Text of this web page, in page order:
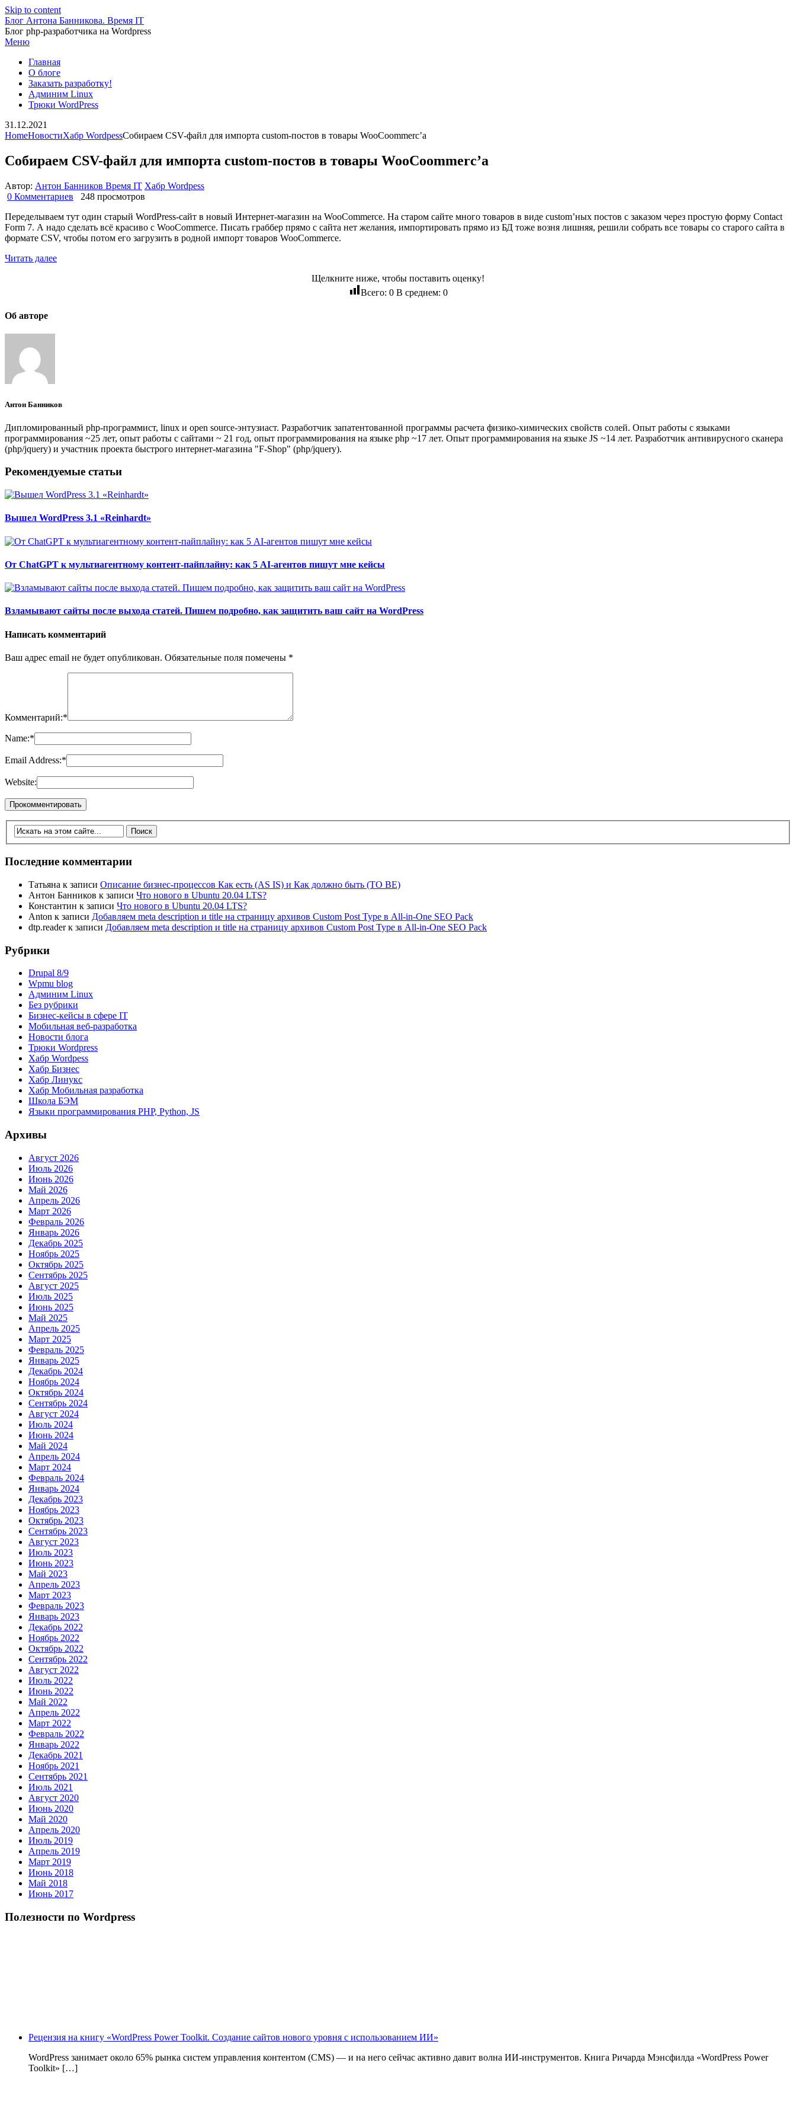
Skip to content
Блог Антона Банникова. Время IT
Блог php-разработчика на Wordpress
Меню
Главная
О блоге
Заказать разработку!
Админим Linux
Трюки WordPress
31.12.2021
HomeНовостиХабр WordpessСобираем CSV-файл для импорта custom-постов в товары WooCoommerc’а
Собираем CSV-файл для импорта custom-постов в товары WooCoommerc’а
Автор: Антон Банников Время IT Хабр Wordpess
0 Комментариев
248 просмотров
Переделываем тут один старый WordPress-сайт в новый Интернет-магазин на WooCommerce. На старом сайте много товаров в виде custom’ных постов с заказом через простую форму Contact
Form 7. А надо сделать всё красиво с WooCommerce. Писать граббер прямо с сайта нет желания, импортировать прямо из БД тоже возня лишняя, решили собрать все товары со старого сайта в
формате CSV, чтобы потом его загрузить в родной импорт товаров WooCommerce.
Читать далее
Щелкните ниже, чтобы поставить оценку!
Всего: 0В среднем: 0
Об авторе
Антон Банников
Дипломированный php-программист, linux и open source-энтузиаст. Разработчик запатентованной программы расчета физико-химических свойств солей. Опыт работы с языками
программирования ~25 лет, опыт работы с сайтами ~ 21 год, опыт программирования на языке php ~17 лет. Опыт программирования на языке JS ~14 лет. Разработчик антивирусного сканера
(php/jquery) и участник проекта быстрого интернет-магазина "F-Shop" (php/jquery).
Рекомендуемые статьи
Вышел WordPress 3.1 «Reinhardt»
От ChatGPT к мультиагентному контент-пайплайну: как 5 AI-агентов пишут мне кейсы
Взламывают сайты после выхода статей. Пишем подробно, как защитить ваш сайт на WordPress
Написать комментарий
Ваш адрес email не будет опубликован. Обязательные поля помечены *
Комментарий:*
Name:*
Email Address:*
Website:
Последние комментарии
Татьяна к записи Описание бизнес-процессов Как есть (AS IS) и Как должно быть (TO BE)
Антон Банников к записи Что нового в Ubuntu 20.04 LTS?
Константин к записи Что нового в Ubuntu 20.04 LTS?
Anton к записи Добавляем meta description и title на страницу архивов Custom Post Type в All-in-One SEO Pack
dtp.readerк записи Добавляем meta description и title на страницу архивов Custom Post Type в All-in-One SEO Pack
Рубрики
Drupal 8/9
Wpmu blog
Админим Linux
Без рубрики
Бизнес-кейсы в сфере IT
Мобильная веб-разработка
Новости блога
Трюки Wordpress
Хабр Wordpess
Хабр Бизнес
Хабр Линукс
Хабр Мобильная разработка
Школа БЭМ
Языки программирования PHP, Python, JS
Архивы
Август 2026
Июль 2026
Июнь 2026
Май 2026
Апрель 2026
Март 2026
Февраль 2026
Январь 2026
Декабрь 2025
Ноябрь 2025
Октябрь 2025
Сентябрь 2025
Август 2025
Июль 2025
Июнь 2025
Май 2025
Апрель 2025
Март 2025
Февраль 2025
Январь 2025
Декабрь 2024
Ноябрь 2024
Октябрь 2024
Сентябрь 2024
Август 2024
Июль 2024
Июнь 2024
Май 2024
Апрель 2024
Март 2024
Февраль 2024
Январь 2024
Декабрь 2023
Ноябрь 2023
Октябрь 2023
Сентябрь 2023
Август 2023
Июль 2023
Июнь 2023
Май 2023
Апрель 2023
Март 2023
Февраль 2023
Январь 2023
Декабрь 2022
Ноябрь 2022
Октябрь 2022
Сентябрь 2022
Август 2022
Июль 2022
Июнь 2022
Май 2022
Апрель 2022
Март 2022
Февраль 2022
Январь 2022
Декабрь 2021
Ноябрь 2021
Сентябрь 2021
Июль 2021
Август 2020
Июнь 2020
Май 2020
Апрель 2020
Июль 2019
Апрель 2019
Март 2019
Июнь 2018
Май 2018
Июнь 2017
Полезности по Wordpress
Рецензия на книгу «WordPress Power Toolkit. Создание сайтов нового уровня с использованием ИИ»
WordPress занимает около 65% рынка систем управления контентом (CMS) — и на него сейчас активно давит волна ИИ‑инструментов. Книга Ричарда Мэнсфилда «WordPress Power
Toolkit» […]